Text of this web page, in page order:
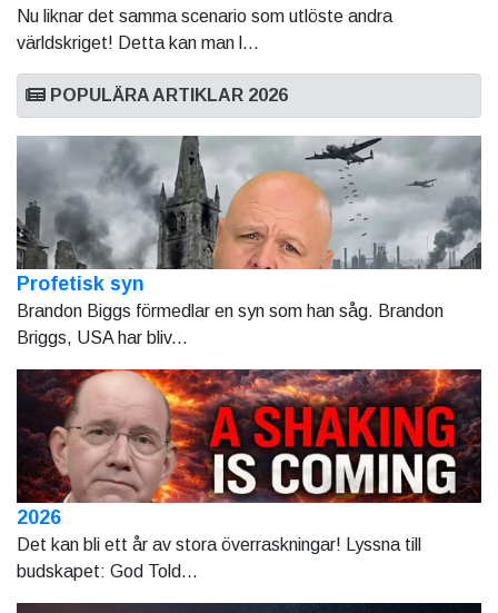
Nu liknar det samma scenario som utlöste andra
världskriget! Detta kan man l...
POPULÄRA ARTIKLAR 2026
Profetisk syn
Brandon Biggs förmedlar en syn som han såg. Brandon
Briggs, USA har bliv...
2026
Det kan bli ett år av stora överraskningar! Lyssna till
budskapet: God Told...